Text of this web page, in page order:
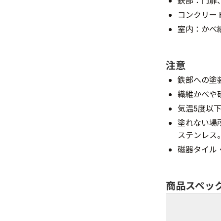
コンクリー
室内：かべ
注意
鉄部への塗
繊維かべや
気温5度以
塗れない場
ステンレス
磁器タイル
商品スペッ